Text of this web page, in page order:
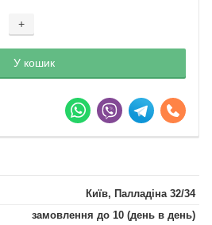
+
Добавляется...
У кошик
Добавлен
Київ, Палладіна 32/34
замовлення до 10 (день в день)